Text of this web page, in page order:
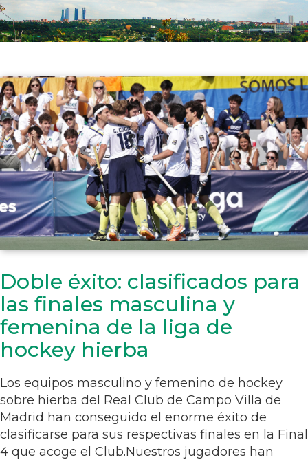
Doble éxito: clasificados para
las finales masculina y
femenina de la liga de
hockey hierba
Los equipos masculino y femenino de hockey
sobre hierba del Real Club de Campo Villa de
Madrid han conseguido el enorme éxito de
clasificarse para sus respectivas finales en la Final
4 que acoge el Club.Nuestros jugadores han